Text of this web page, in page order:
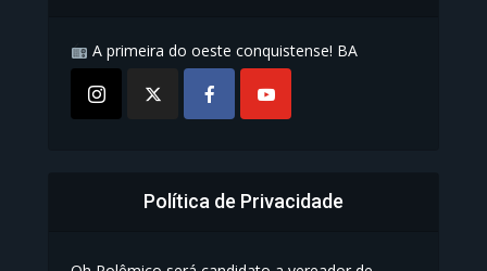
A primeira do oeste conquistense! BA
Política de Privacidade